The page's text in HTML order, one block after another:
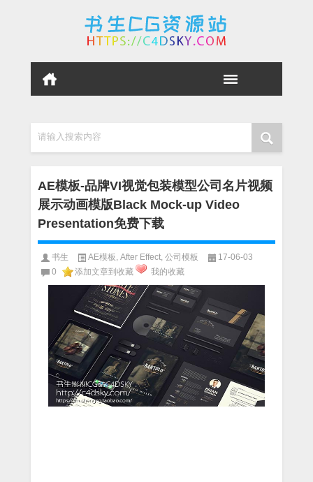
请输入搜索内容
AE模板-品牌VI视觉包装模型公司名片视频
展示动画模版Black Mock-up Video
Presentation免费下载
书生 AE模板 After Effect 公司模板
17-06-03
0
添加文章到收藏 我的收藏